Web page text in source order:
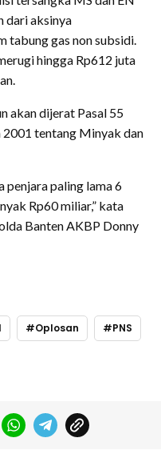
dari aksinya
tabung gas non subsidi.
hingga Rp612 juta
akan dijerat Pasal 55
tentang Minyak dan
penjara paling lama 6
Rp60 miliar,” kata
Banten AKBP Donny
Oplosan PNS